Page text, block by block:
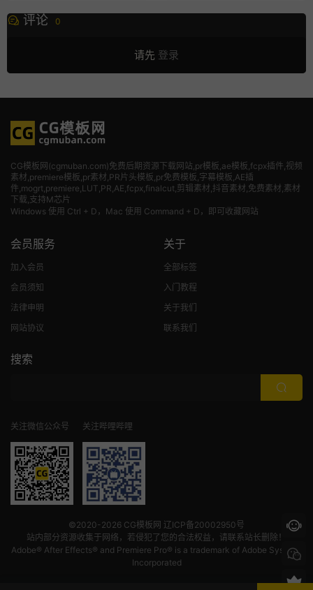
评论 0
请先 登录
CG模板网(cgmuban.com)免费后期资源下载网站,pr模板,ae模板,fcpx插件,视频
素材 ,premiere模板,pr素材,PR片头模板,pr免费模板,字幕模板,AE插
件,mogrt,premiere,LUT,PR,AE,fcpx,finalcut,剪辑素材,抖音素材,免费素材,素材
下载,支持M芯片
Windows 使用 Ctrl + D，Mac 使用 Command + D，即可收藏网站
会员服务
加入会员
会员须知
法律申明
网站协议
关于
全部标签
入门教程
关于我们
联系我们
搜索
关注微信公众号 关注哔哩哔哩
©2020-2026 CG模板网 辽ICP备20002950号
站内部分资源收集于网络，若侵犯了您的合法权益，请联系站长删除！
Adobe® After Effects® and Premiere Pro® is a trademark of Adobe Systems
Incorporated